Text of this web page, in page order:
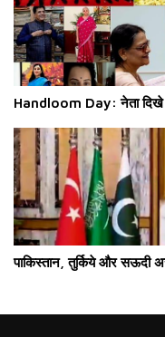
Handloom Day: नेता दिखे
पाकिस्तान, तुर्किये और सऊदी